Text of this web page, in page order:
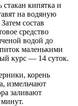
стакан кипятка и
на водяную
состав
средство
водой до
маленькими
курс — 14 суток.
корень
измельчают
заливают